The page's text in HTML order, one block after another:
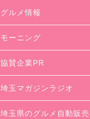
グルメ情報
モーニング
協賛企業PR
埼玉マガジンラジオ
埼玉県のグルメ自動販売